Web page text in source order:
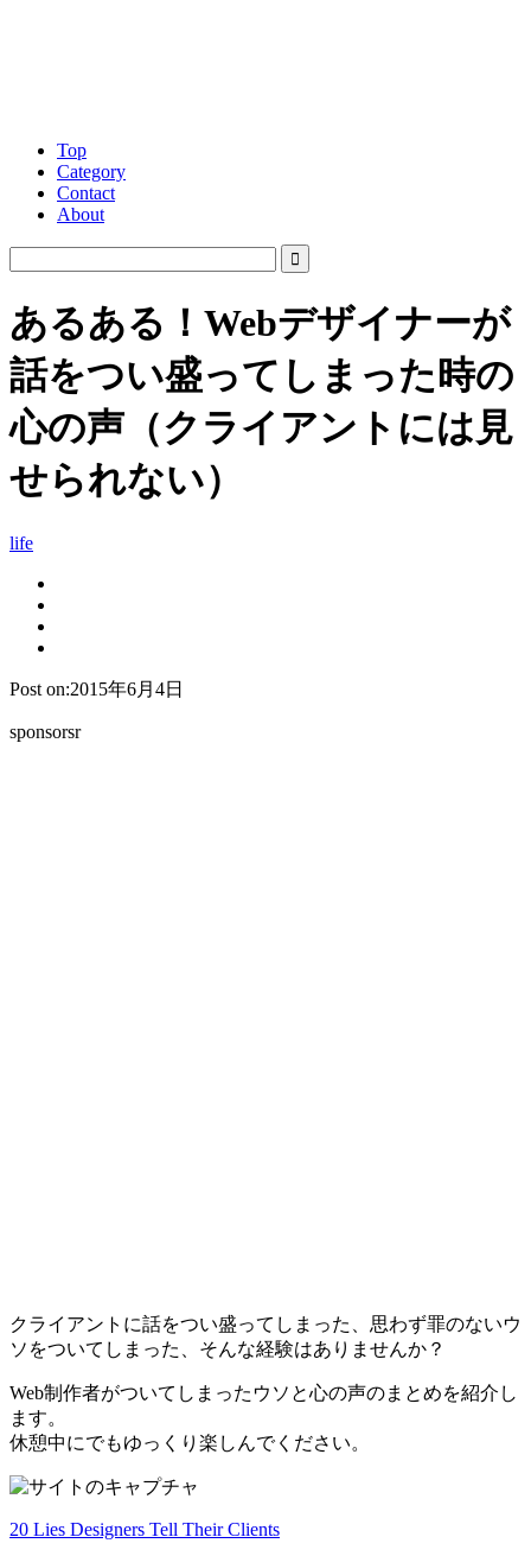
Top
Category
Contact
About
あるある！Webデザイナーが
話をつい盛ってしまった時の
心の声（クライアントには見
せられない）
life
Post on:2015年6月4日
sponsorsr
クライアントに話をつい盛ってしまった、思わず罪のないウ
ソをついてしまった、そんな経験はありませんか？
Web制作者がついてしまったウソと心の声のまとめを紹介し
ます。
休憩中にでもゆっくり楽しんでください。
20 Lies Designers Tell Their Clients